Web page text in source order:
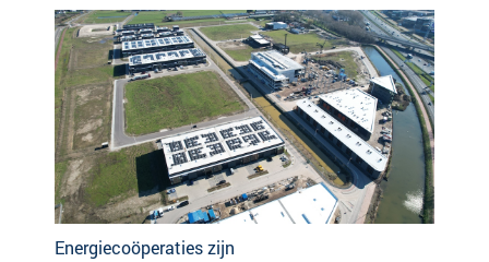
Energiecoöperaties zijn